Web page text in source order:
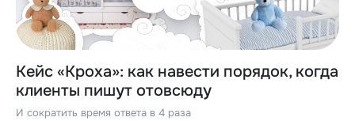
Кейс «Кроха»: как навести порядок, когда
клиенты пишут отовсюду
И сократить время ответа в 4 раза